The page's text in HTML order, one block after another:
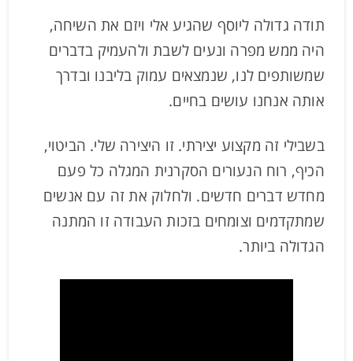
תודה גדולה ליוסף שהגיע אלי ויזם את השיחה,
היה ממש מפרה ונעים לשבת ולהעמיק בדברים
שמשותפים לנו, שנמצאים עמוק בליבנו ובדרך
אותה אנחנו עושים בחיים.
בשבילי זה מקצוע יצירתי. זו היצירה שלי. הביטוי,
הכיף, רוח הנעורים הסקרנית המגלה כל פעם
מחדש דברים חדשים. ולחלוק את זה עם אנשים
שמתקדמים וצומחים בזכות העבודה זו המתנה
הגדולה ביותר.